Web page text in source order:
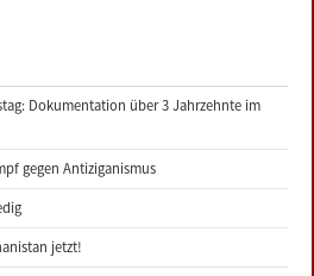
Dokumentation über 3 Jahrzehnte im
gegen Antiziganismus
jetzt!